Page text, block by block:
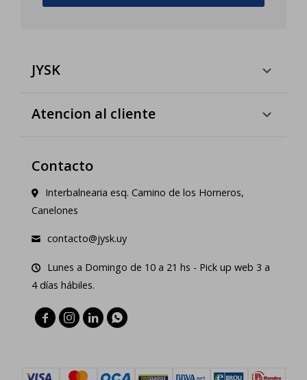
JYSK
Atencion al cliente
Contacto
Interbalnearia esq. Camino de los Horneros,
Canelones
contacto@jysk.uy
Lunes a Domingo de 10 a 21 hs - Pick up web 3 a
4 días hábiles.
   